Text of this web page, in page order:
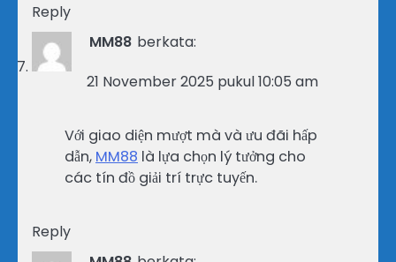
Reply
MM88 berkata:
21 November 2025 pukul 10:05 am
Với giao diện mượt mà và ưu đãi hấp
dẫn, MM88 là lựa chọn lý tưởng cho
các tín đồ giải trí trực tuyến.
Reply